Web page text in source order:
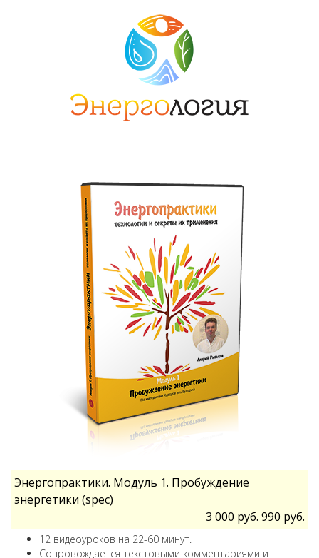
Энергопрактики. Модуль 1. Пробуждение
энергетики (spec)
3 000 руб.990 руб.
12 видеоуроков на 22-60 минут.
Сопровождается текстовыми комментариями и